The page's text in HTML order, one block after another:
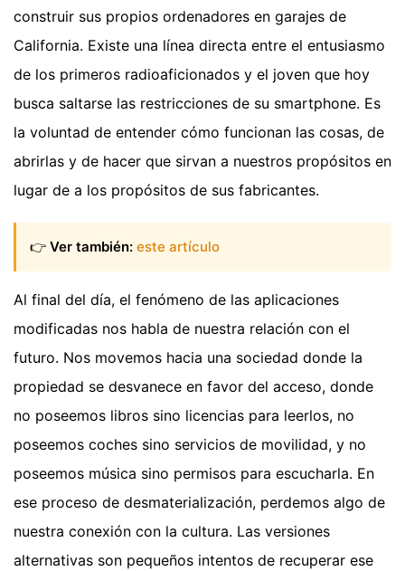
construir sus propios ordenadores en garajes de
California. Existe una línea directa entre el entusiasmo
de los primeros radioaficionados y el joven que hoy
busca saltarse las restricciones de su smartphone. Es
la voluntad de entender cómo funcionan las cosas, de
abrirlas y de hacer que sirvan a nuestros propósitos en
lugar de a los propósitos de sus fabricantes.
👉 Ver también: este artículo
Al final del día, el fenómeno de las aplicaciones
modificadas nos habla de nuestra relación con el
futuro. Nos movemos hacia una sociedad donde la
propiedad se desvanece en favor del acceso, donde
no poseemos libros sino licencias para leerlos, no
poseemos coches sino servicios de movilidad, y no
poseemos música sino permisos para escucharla. En
ese proceso de desmaterialización, perdemos algo de
nuestra conexión con la cultura. Las versiones
alternativas son pequeños intentos de recuperar ese